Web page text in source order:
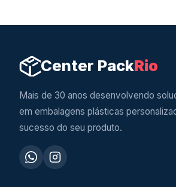
Center PackRio
Mais de 30 anos desenvolvendo
em embalagens plásticas
sucesso do seu produto.